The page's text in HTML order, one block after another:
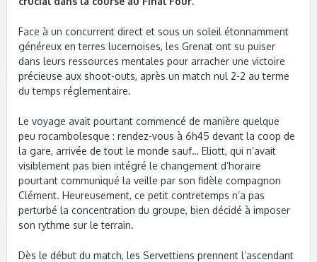
Face à un concurrent direct et sous un soleil étonnamment
généreux en terres lucernoises, les Grenat ont su puiser
dans leurs ressources mentales pour arracher une victoire
précieuse aux shoot-outs, après un match nul 2-2 au terme
du temps réglementaire.
Le voyage avait pourtant commencé de manière quelque
peu rocambolesque : rendez-vous à 6h45 devant la coop de
la gare, arrivée de tout le monde sauf… Eliott, qui n’avait
visiblement pas bien intégré le changement d’horaire
pourtant communiqué la veille par son fidèle compagnon
Clément. Heureusement, ce petit contretemps n’a pas
perturbé la concentration du groupe, bien décidé à imposer
son rythme sur le terrain.
Dès le début du match, les Servettiens prennent l’ascendant